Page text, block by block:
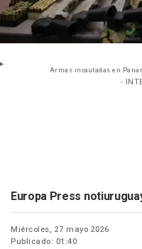
Armas incautadas en
-
Europa Press
Miércoles, 27 mayo 2026
Publicado: 01:40